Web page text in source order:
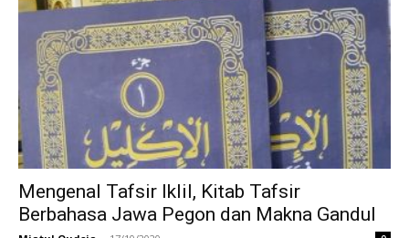
Mengenal Tafsir Iklil, Kitab Tafsir
Berbahasa Jawa Pegon dan Makna Gandul